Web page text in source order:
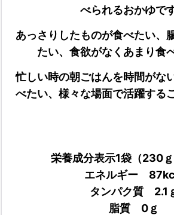
べられるおかゆです
あっさりしたものが食べたい、
たい、食欲がなくあまり食
忙しい時の朝ごはんを時間がな
べたい、様々な場面で活躍する
栄養成分表示1袋（230
エネルギー
タンパク質 2.1
脂質 0ｇ